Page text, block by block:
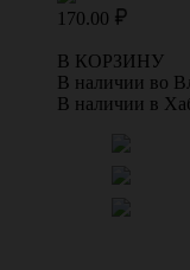
170.00
В КОРЗИНУ
В наличии во
В наличии в